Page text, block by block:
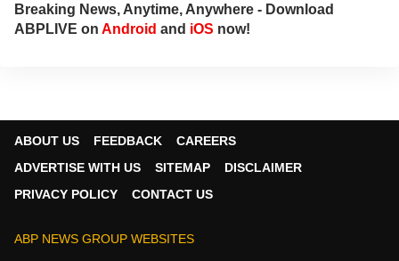
Breaking News, Anytime, Anywhere - Download
ABPLIVE on Android and iOS now!
ABOUT US FEEDBACK
CAREERS
ADVERTISE WITH US
SITEMAP
DISCLAIMER
PRIVACY POLICY
CONTACT US
ABP NEWS GROUP WEBSITES